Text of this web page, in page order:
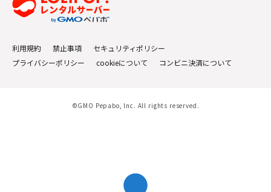
利用規約 禁止事項
セキュリティポリシー
プライバシーポリシー
cookieについて コンビニ決済について
©GMO Pepabo, Inc. All rights reserved.